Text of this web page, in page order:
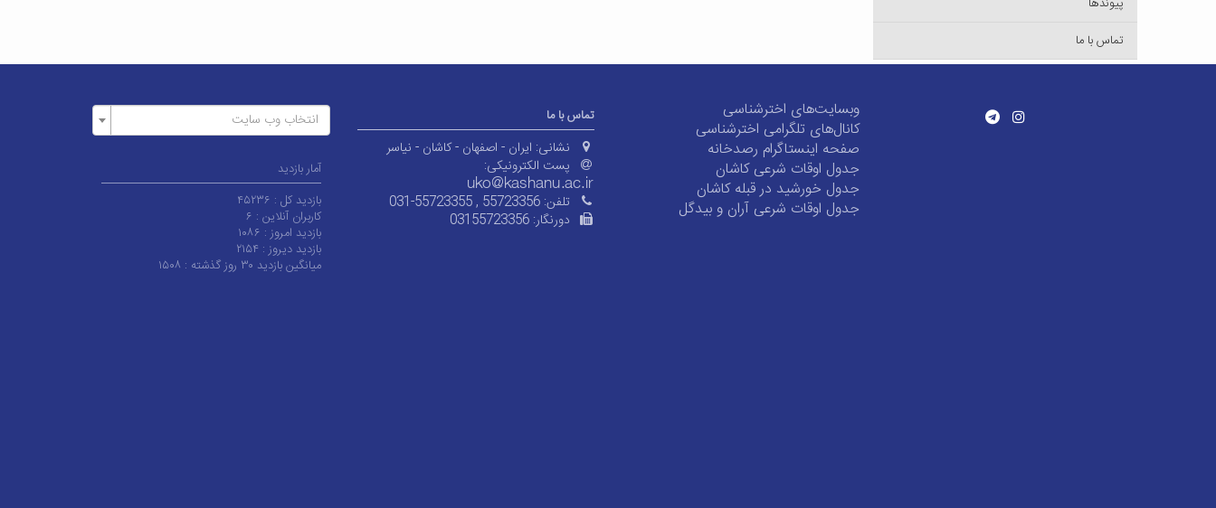
تماس با ما
وبسایت‌های اخترشناسی
کانال‌های تلگرامی اخترشناسی
صفحه اینستاگرام رصدخانه
جدول اوقات شرعی کاشان
جدول خورشید در قبله کاشان
جدول اوقات شرعی آران و بیدگل
تماس با ما
نشانی: ایران - اصفهان - کاشان - نیاسر
پست الکترونیکی:
تلفن: 031-55723355 , 55723356
دورنگار: 03155723356
انتخاب وب سایت
آمار بازدید
بازدید کل : ۴۵۲۳۶
کاربران آنلاین : ۶
بازدید امروز : ۱۰۸۶
بازدید دیروز : ۲۱۵۴
میانگین بازدید ۳۰ روز گذشته :
۱۵۰۸